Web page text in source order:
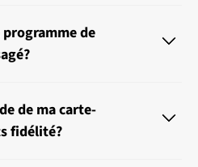
de
de ma carte-
fidélité?